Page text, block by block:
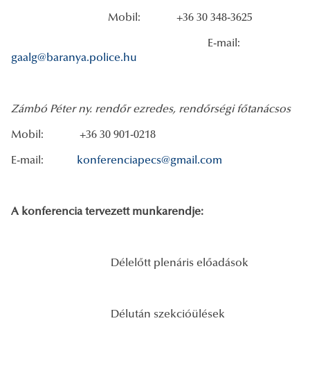
Mobil: +36 30 348-3625
E-mail:
gaalg@baranya.police.hu
Zámbó Péter ny. rendőr ezredes, rendőrségi főtanácsos
Mobil: +36 30 901-0218
E-mail: konferenciapecs@gmail.com
A konferencia tervezett munkarendje:
Délelőtt plenáris előadások
Délután szekcióülések